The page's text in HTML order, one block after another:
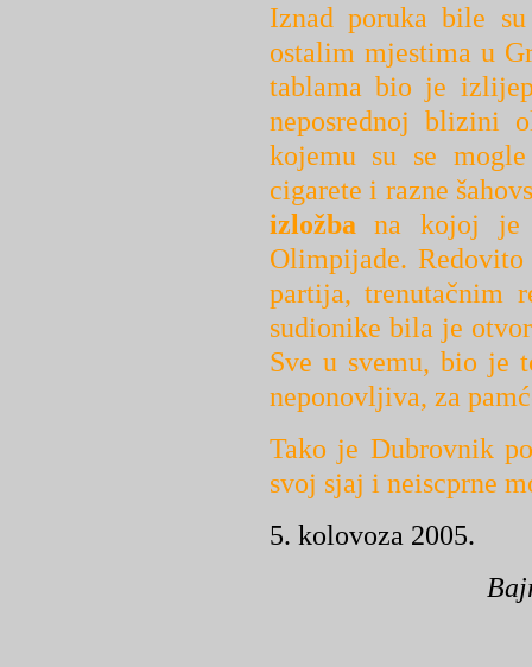
Iznad poruka bile
ostalim mjestima u
tablama bio je
neposrednoj blizini
kojemu su se
cigarete i razne
izložba na kojoj je
Olimpijade.
partija, trenutačnim
sudionike bila je
Sve u svemu, bio je
neponovljiva, za
Tako je Dubrovnik
svoj sjaj i neiscprne
5. kolovoza 2005.